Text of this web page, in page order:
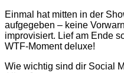
Einmal hat mitten in der
aufgegeben – keine
improvisiert. Lief am Ende
WTF-Moment deluxe!
Wie wichtig sind dir Social